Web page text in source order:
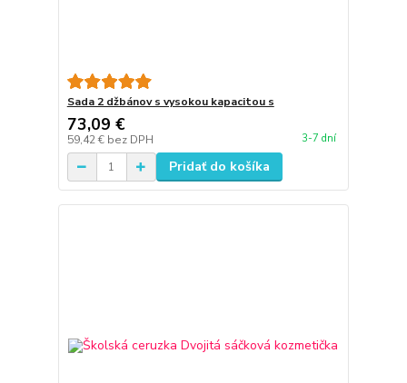
Sada 2 džbánov s vysokou kapacitou s
73,09 €
59,42 € bez DPH 3-7 dní
Pridať do košíka